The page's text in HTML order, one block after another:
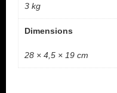
3 kg
Dimensions
28 × 4,5 × 19 cm